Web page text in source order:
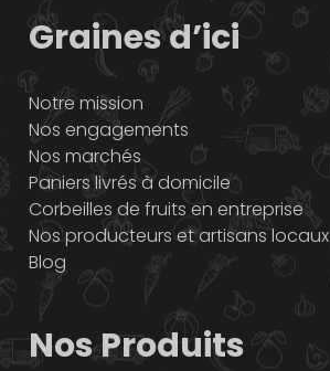
Graines d’ici
Notre mission
Nos engagements
Nos marchés
Paniers livrés à domicile
Corbeilles de fruits en entreprise
Nos producteurs et artisans locaux
Blog
Nos Produits